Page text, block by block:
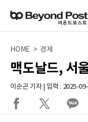
HOME > 경제
맥도날드, 서
이순곤 기자 | 입력 : 2025-